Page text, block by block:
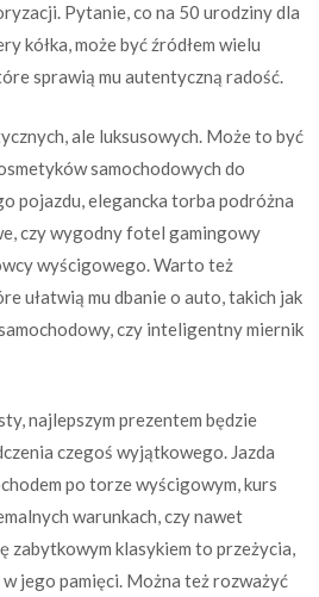
Pytanie, co na 50 urodziny dla
kółka, może być źródłem wielu
sprawią mu autentyczną radość.
ale luksusowych. Może to być
samochodowych do
pojazdu, elegancka torba podróżna
czy wygodny fotel gamingowy
wyścigowego. Warto też
ułatwią mu dbanie o auto, takich jak
czy inteligentny miernik
najlepszym prezentem będzie
czegoś wyjątkowego. Jazda
po torze wyścigowym, kurs
warunkach, czy nawet
zabytkowym klasykiem to przeżycia,
jego pamięci. Można też rozważyć